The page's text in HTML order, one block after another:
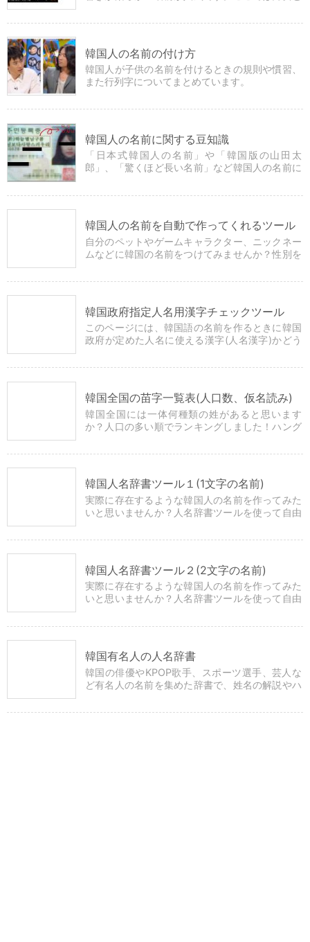
韓国人の名前の付け方
韓国人が子供の名前を付けるときの規則や慣習、
また行列字についてまとめています。
韓国人の名前に関する豆知識
「日本式韓国人の名前」や「韓国版の山田太
郎」、「驚くほど長い名前」など韓国人の名前に
韓国人の名前を自動で作ってくれるツール
自分のペットやゲームキャラクター、ニックネー
ムなどに韓国の名前をつけてみませんか？性別を
くれます。
韓国政府指定人名用漢字チェックツール
このページには、韓国語の名前を作るときに韓国
政府が定めた人名に使える漢字(人名漢字)かどう
韓国全国の苗字一覧表(人口数、仮名読み)
韓国全国には一体何種類の姓があると思います
か？人口の多い順でランキングしました！ハング
す。
韓国人名辞書ツール１(1文字の名前)
実際に存在するような韓国人の名前を作ってみた
いと思いませんか？人名辞書ツールを使って自由
つくることができます。
韓国人名辞書ツール２(2文字の名前)
実際に存在するような韓国人の名前を作ってみた
いと思いませんか？人名辞書ツールを使って自由
韓国有名人の人名辞書
韓国の俳優やKPOP歌手、スポーツ選手、芸人な
ど有名人の名前を集めた辞書で、姓名の解説やハ
す。